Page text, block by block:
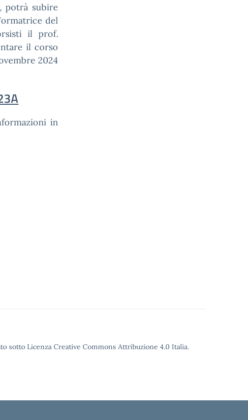
potrà subire
del
il prof.
il corso
2024
in
sotto Licenza Creative Commons Attribuzione 4.0 Italia.